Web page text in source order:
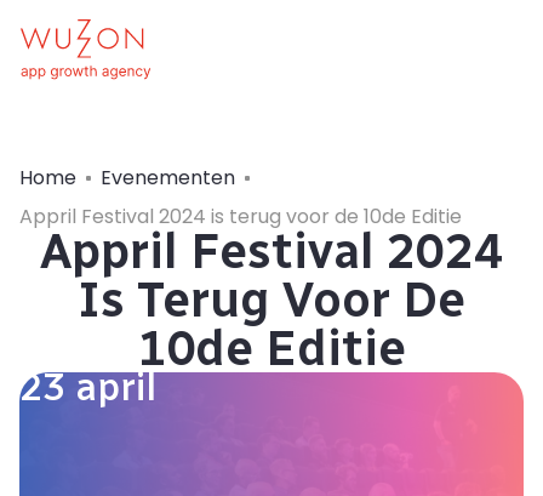
Home
Evenementen
Appril Festival 2024 is terug voor de 10de Editie
Appril Festival 2024
Is Terug Voor De
10de Editie
23 april